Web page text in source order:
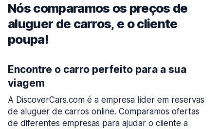
Nós comparamos os preços de
aluguer de carros, e o cliente
poupa!
Encontre o carro perfeito para a sua
viagem
A DiscoverCars.com é a empresa líder em reservas
de aluguer de carros online. Comparamos ofertas
de diferentes empresas para ajudar o cliente a